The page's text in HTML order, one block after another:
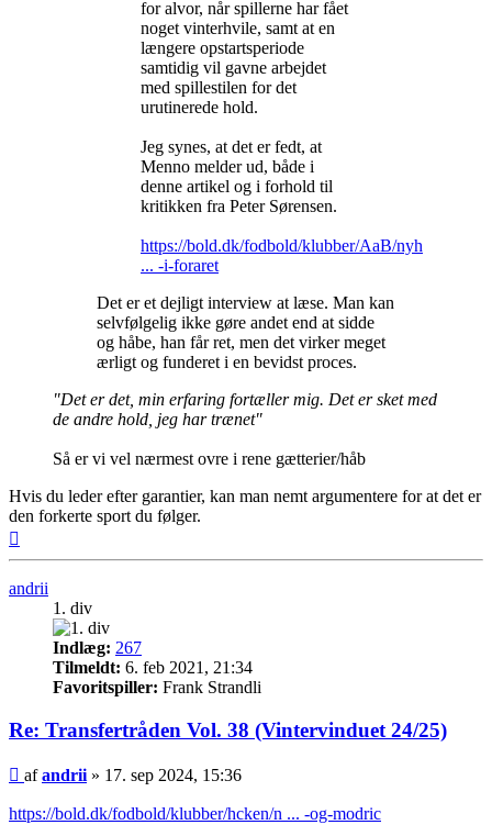
for alvor, når spillerne har fået
noget vinterhvile, samt at en
længere opstartsperiode
samtidig vil gavne arbejdet
med spillestilen for det
urutinerede hold.
Jeg synes, at det er fedt, at
Menno melder ud, både i
denne artikel og i forhold til
kritikken fra Peter Sørensen.
https://bold.dk/fodbold/klubber/AaB/nyh
... -i-foraret
Det er et dejligt interview at læse. Man kan
selvfølgelig ikke gøre andet end at sidde
og håbe, han får ret, men det virker meget
ærligt og funderet i en bevidst proces.
"Det er det, min erfaring fortæller mig. Det er sket med
de andre hold, jeg har trænet"
Så er vi vel nærmest ovre i rene gætterier/håb
Hvis du leder efter garantier, kan man nemt argumentere for at det er
den forkerte sport du følger.
andrii
1. div
Indlæg: 267
Tilmeldt: 6. feb 2021, 21:34
Favoritspiller: Frank Strandli
Re: Transfertråden Vol. 38 (Vintervinduet 24/25)
Indlæg
afandrii » 17. sep 2024, 15:36
https://bold.dk/fodbold/klubber/hcken/n ... -og-modric